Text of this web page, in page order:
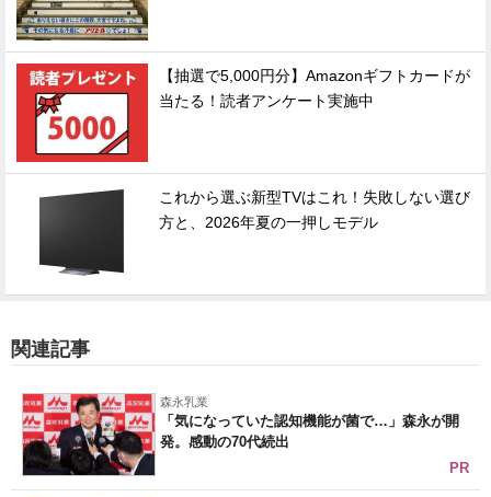
【抽選で5,000円分】Amazonギフトカードが
当たる！読者アンケート実施中
これから選ぶ新型TVはこれ！失敗しない選び
方と、2026年夏の一押しモデル
関連記事
森永乳業
「気になっていた認知機能が菌で…」森永が開
発。感動の70代続出
PR